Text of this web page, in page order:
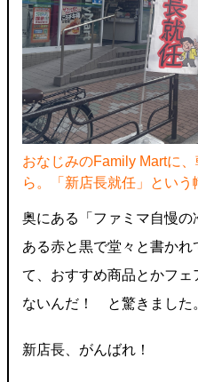
おなじみのFamily Martに
ら。「新店長就任」とい
奥にある「ファミマ自慢
ある赤と黒で堂々と書か
て、おすすめ商品とかフ
ないんだ！ と驚きました
新店長、がんばれ！